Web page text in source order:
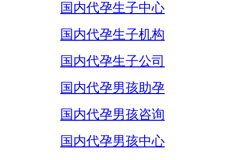
国内代孕生子中心
国内代孕生子机构
国内代孕生子公司
国内代孕男孩助孕
国内代孕男孩咨询
国内代孕男孩中心